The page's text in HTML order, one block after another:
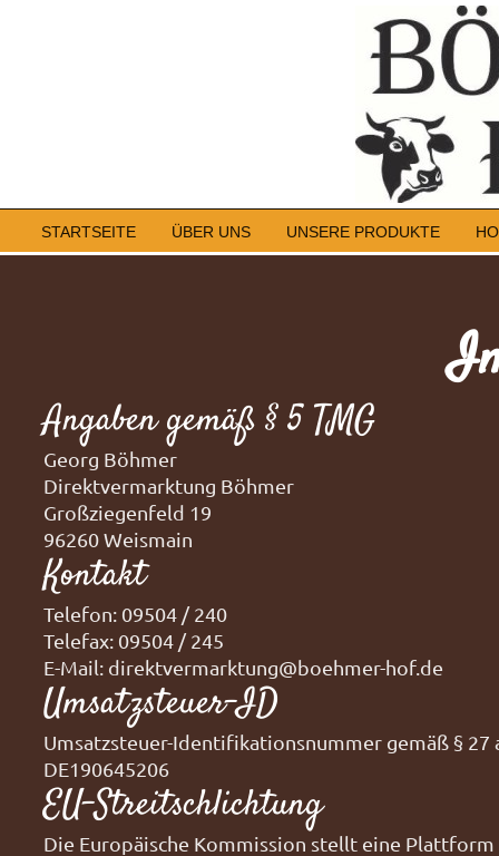
STARTSEITE ÜBER UNS UNSERE PRODUKTE
Angaben gemäß § 5 TMG
Georg Böhmer
Direktvermarktung Böhmer
Großziegenfeld 19
96260 Weismain
Kontakt
Telefon: 09504 / 240
Telefax: 09504 / 245
E-Mail: direktvermarktung@boehmer-hof.de
Umsatzsteuer-ID
Umsatzsteuer-Identifikationsnummer gemäß § 27
DE190645206
EU-Streitschlichtung
Die Europäische Kommission stellt eine